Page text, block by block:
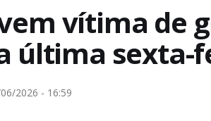
vítima de
última sexta-
2026 - 16:59